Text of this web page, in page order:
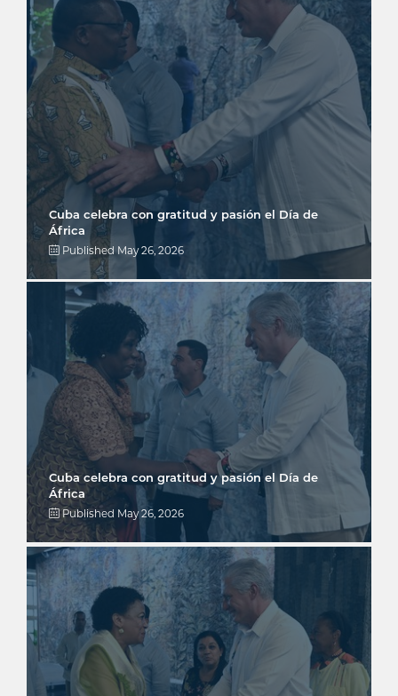
Cuba celebra con gratitud y pasión el Día de
África
Published May 26, 2026
Cuba celebra con gratitud y pasión el Día de
África
Published May 26, 2026